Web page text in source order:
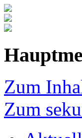
Zum
Zum